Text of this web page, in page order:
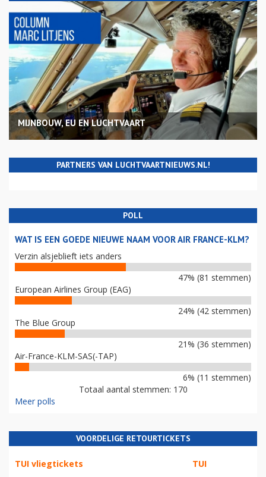
MIJNBOUW, EU EN LUCHTVAART
PARTNERS VAN LUCHTVAARTNIEUWS.NL!
POLL
WAT IS EEN GOEDE NIEUWE NAAM VOOR AIR FRANCE-KLM?
Verzin alsjeblieft iets anders
47% (81 stemmen)
European Airlines Group (EAG)
24% (42 stemmen)
The Blue Group
21% (36 stemmen)
Air-France-KLM-SAS(-TAP)
6% (11 stemmen)
Totaal aantal stemmen: 170
Meer polls
VOORDELIGE RETOURTICKETS
TUI vliegtickets TUI